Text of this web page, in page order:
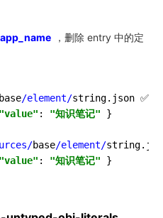
app_name
，删除 entry 中的定
base/element/string.json ✅
"value" : "知识笔记" }
base/element/
"value" : "知识笔记"